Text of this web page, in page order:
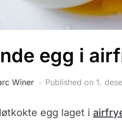
egg i
Winer Published on 1.
egg laget i